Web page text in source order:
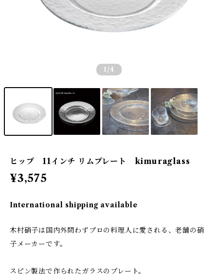
1 /4
ヒップ 11インチ リムプレート kimuraglass
¥3,575
International shipping available
木村硝子は国内外問わずプロの料理人に愛される、老舗の硝
子メーカーです。
スピン製法で作られたガラスのプレート。